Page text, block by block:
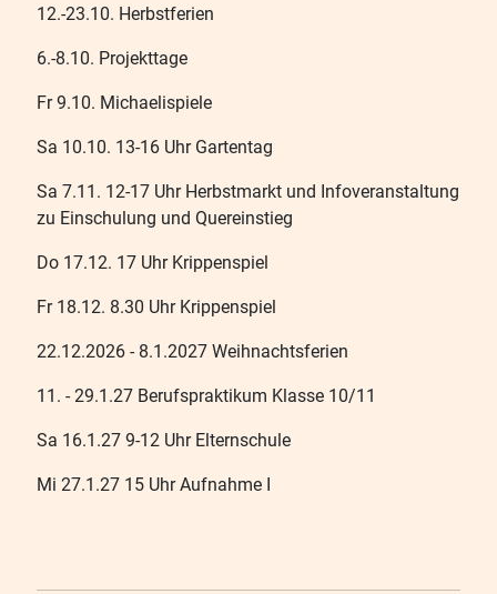
12.-23.10. Herbstferien
6.-8.10. Projekttage
Fr 9.10. Michaelispiele
Sa 10.10. 13-16 Uhr Gartentag
Sa 7.11. 12-17 Uhr Herbstmarkt und Infoveranstaltung
zu Einschulung und Quereinstieg
Do 17.12. 17 Uhr Krippenspiel
Fr 18.12. 8.30 Uhr Krippenspiel
22.12.2026 - 8.1.2027 Weihnachtsferien
11. - 29.1.27 Berufspraktikum Klasse 10/11
Sa 16.1.27 9-12 Uhr Elternschule
Mi 27.1.27 15 Uhr Aufnahme I